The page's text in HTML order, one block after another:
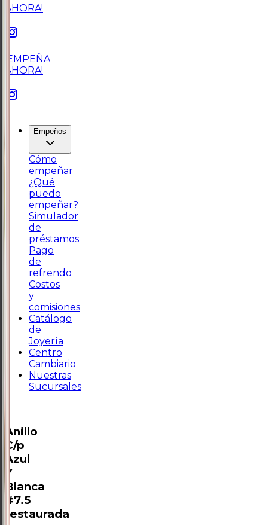
AHORA!
¡EMPEÑA
AHORA!
Empeños
Cómo
empeñar
¿Qué
puedo
empeñar?
Simulador
de
préstamos
Pago
de
refrendo
Costos
y
comisiones
Catálogo
de
Joyería
Centro
Cambiario
Nuestras
Sucursales
Anillo
C/p
Azul
Y
Blanca
#7.5
restaurada